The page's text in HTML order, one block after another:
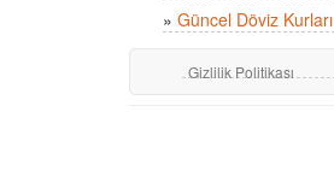
» Güncel Döviz Kurları
Gizlilik Politikası